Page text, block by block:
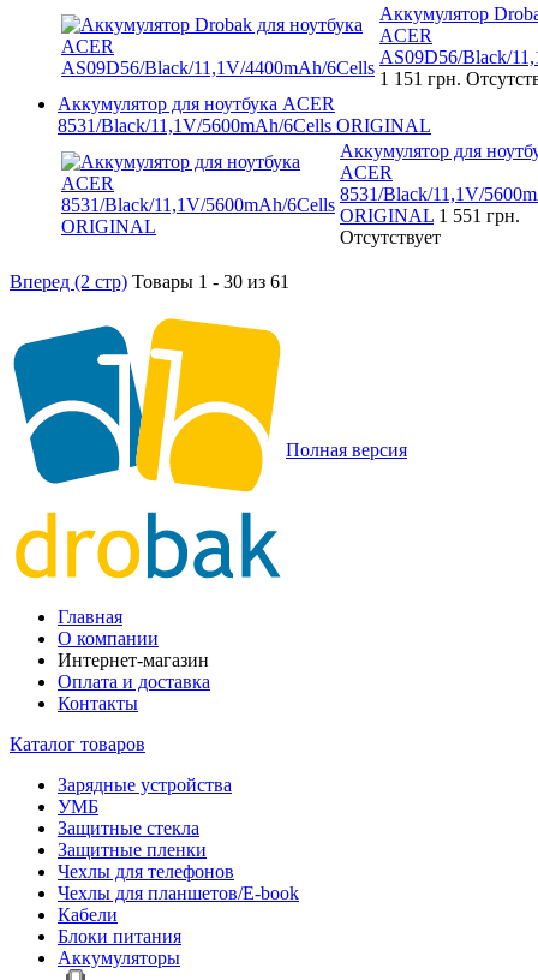
Аккумулятор
ACER
AS09D56/Black/
1 151 грн.
Аккумулятор для ноутбука ACER
8531/Black/11,1V/5600mAh/6Cells ORIGINAL
Аккумулятор для
ACER
8531/Black/11,1V/
ORIGINAL 1 551 грн.
Отсутствует
Вперед (2 стр) Товары 1 - 30 из 61
Полная версия
Главная
О компании
Интернет-магазин
Оплата и доставка
Контакты
Каталог товаров
Зарядные устройства
УМБ
Защитные стекла
Защитные пленки
Чехлы для телефонов
Чехлы для планшетов/E-book
Кабели
Блоки питания
Аккумуляторы